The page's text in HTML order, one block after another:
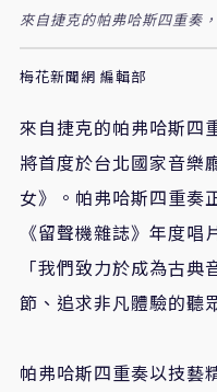
來自捷克的帕弗哈斯四重奏
梅花新聞網 編輯部
來自捷克的帕弗哈斯四
將首度於台北國家音樂
女》。帕弗哈斯四重奏
《留聲機雜誌》年度唱
「我們致力於成為古
節、追求非凡體驗的聽
帕弗哈斯四重奏以技藝